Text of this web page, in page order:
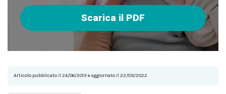
Scarica il PDF
Articolo pubblicato il 24/06/2013 e aggiornato il 22/09/2022